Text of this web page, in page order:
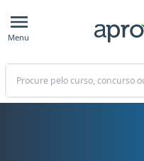
Menu
Buscar